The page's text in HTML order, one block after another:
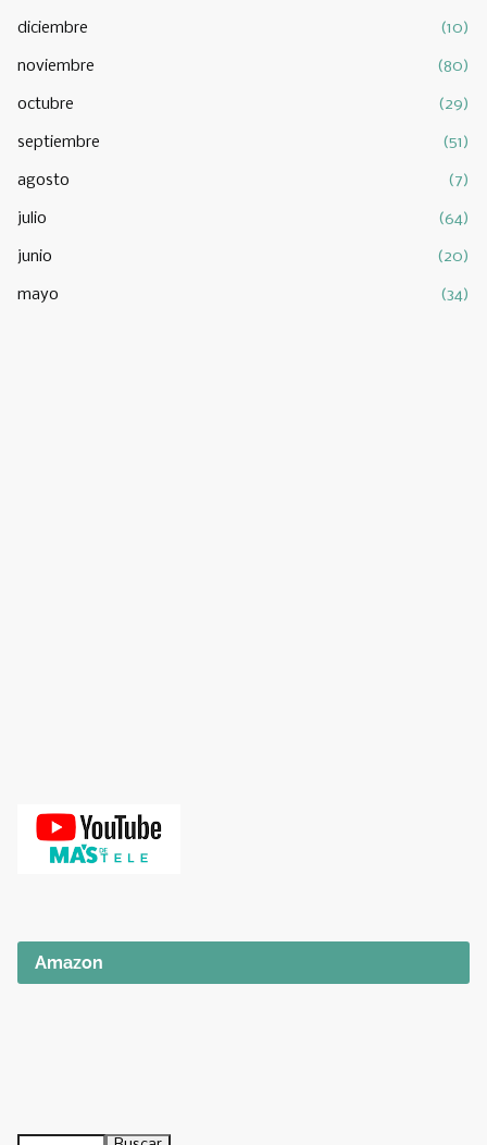
diciembre (10)
noviembre (80)
octubre (29)
septiembre (51)
agosto (7)
julio (64)
junio (20)
mayo (34)
Amazon